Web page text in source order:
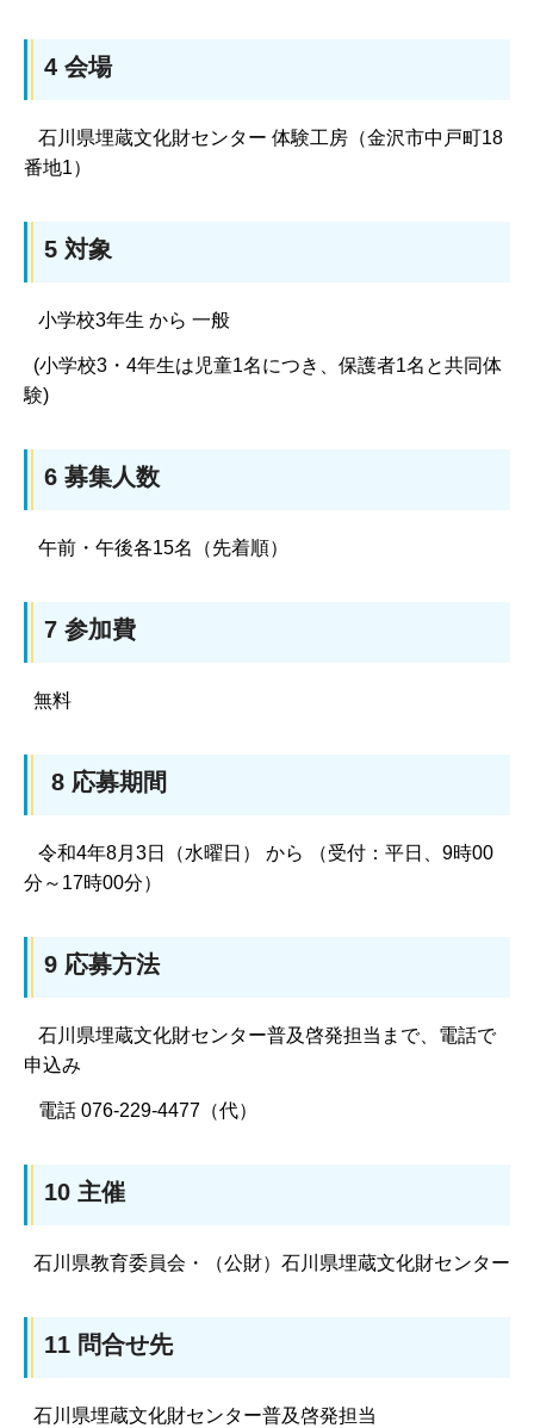
4 会場
石川県埋蔵文化財センター 体験工房（金沢市中戸町18
番地1）
5 対象
小学校3年生 から 一般
(小学校3・4年生は児童1名につき、保護者1名と共同体
験)
6 募集人数
午前・午後各15名（先着順）
7 参加費
無料
8 応募期間
令和4年8月3日（水曜日） から （受付：平日、9時00
分～17時00分）
9 応募方法
石川県埋蔵文化財センター普及啓発担当まで、電話で
申込み
電話 076-229-4477（代）
10 主催
石川県教育委員会・（公財）石川県埋蔵文化財センター
11 問合せ先
石川県埋蔵文化財センター普及啓発担当